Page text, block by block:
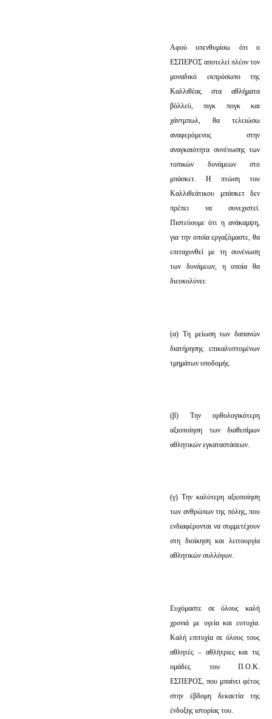
Αφού υπενθυμίσω ότι ο
ΕΣΠΕΡΟΣ αποτελεί πλέον τον
μοναδικό εκπρόσωπο της
Καλλιθέας στα αθλήματα
βόλλεϋ, πιγκ πογκ και
χάντμπωλ, θα τελειώσω
αναφερόμενος στην
αναγκαιότητα συνένωσης των
τοπικών δυνάμεων στο
μπάσκετ. Η πτώση του
Καλλιθεάτικου μπάσκετ δεν
πρέπει να συνεχιστεί.
Πιστεύουμε ότι η ανάκαμψη,
για την οποία εργαζόμαστε, θα
επιταχυνθεί με τη συνένωση
των δυνάμεων, η οποία θα
διευκολύνει:
(α) Τη μείωση των δαπανών
διατήρησης επικαλυπτομένων
τμημάτων υποδομής.
(β) Την ορθολογικότερη
αξιοποίηση των διαθεσίμων
αθλητικών εγκαταστάσεων.
(γ) Την καλύτερη αξιοποίηση
των ανθρώπων της πόλης, που
ενδιαφέρονται να συμμετέχουν
στη διοίκηση και λειτουργία
αθλητικών συλλόγων.
Ευχόμαστε σε όλους καλή
χρονιά με υγεία και ευτυχία.
Καλή επιτυχία σε όλους τους
αθλητές – αθλήτριες και τις
ομάδες του Π.Ο.Κ.
ΕΣΠΕΡΟΣ, που μπαίνει φέτος
στην έβδομη δεκαετία της
ένδοξης ιστορίας του.